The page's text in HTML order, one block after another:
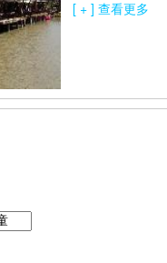
[ + ] 查看更多